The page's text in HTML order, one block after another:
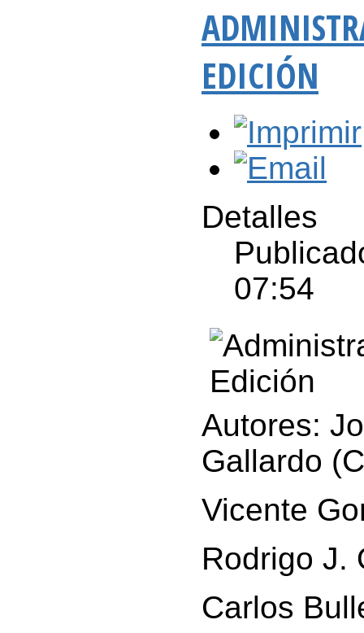
EDICIÓN
Detalles
07:54
Autores:
Gallardo
Vicente
Rodrigo J.
Carlos